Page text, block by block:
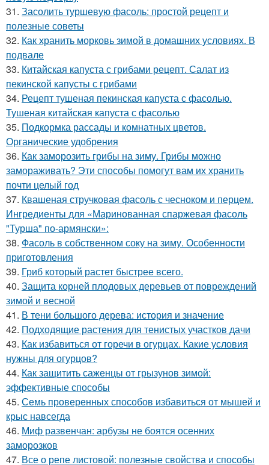
31. Засолить туршевую фасоль: простой рецепт и
полезные советы
32. Как хранить морковь зимой в домашних условиях. В
подвале
33. Китайская капуста с грибами рецепт. Салат из
пекинской капусты с грибами
34. Рецепт тушеная пекинская капуста с фасолью.
Тушеная китайская капуста с фасолью
35. Подкормка рассады и комнатных цветов.
Органические удобрения
36. Как заморозить грибы на зиму. Грибы можно
замораживать? Эти способы помогут вам их хранить
почти целый год
37. Квашеная стручковая фасоль с чесноком и перцем.
Ингредиенты для «Маринованная спаржевая фасоль
"Турша" по-армянски»:
38. Фасоль в собственном соку на зиму. Особенности
приготовления
39. Гриб который растет быстрее всего.
40. Защита корней плодовых деревьев от повреждений
зимой и весной
41. В тени большого дерева: история и значение
42. Подходящие растения для тенистых участков дачи
43. Как избавиться от горечи в огурцах. Какие условия
нужны для огурцов?
44. Как защитить саженцы от грызунов зимой:
эффективные способы
45. Семь проверенных способов избавиться от мышей и
крыс навсегда
46. Миф развенчан: арбузы не боятся осенних
заморозков
47. Все о репе листовой: полезные свойства и способы